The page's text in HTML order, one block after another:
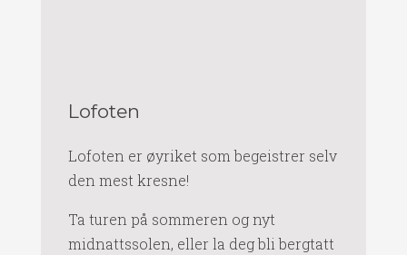
Lofoten
Lofoten er øyriket som begeistrer selv
den mest kresne!
Ta turen på sommeren og nyt
midnattssolen, eller la deg bli bergtatt